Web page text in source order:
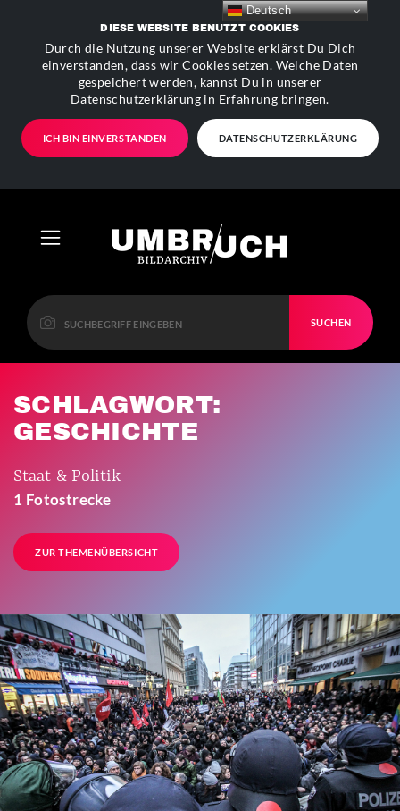
DIESE WEBSITE BENUTZT COOKIES
Durch die Nutzung unserer Website erklärst Du Dich
einverstanden, dass wir Cookies setzen. Welche Daten
gespeichert werden, kannst Du in unserer
Datenschutzerklärung in Erfahrung bringen.
ICH BIN EINVERSTANDEN DATENSCHUTZERKLÄRUNG
SUCHEN
SCHLAGWORT:
GESCHICHTE
Staat & Politik
1 Fotostrecke
ZUR THEMENÜBERSICHT
Deutsch